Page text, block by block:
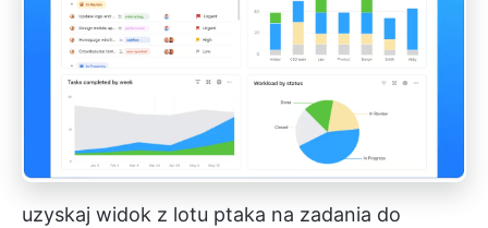
uzyskaj widok z lotu ptaka na zadania do